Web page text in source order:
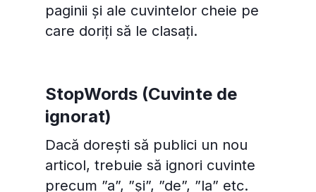
paginii și ale cuvintelor cheie pe
care doriți să le clasați.
StopWords (Cuvinte de
ignorat)
Dacă dorești să publici un nou
articol, trebuie să ignori cuvinte
precum ”a”, ”și”, ”de”, ”la” etc.